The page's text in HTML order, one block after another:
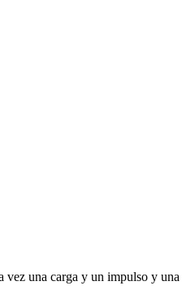
una carga y un impulso y